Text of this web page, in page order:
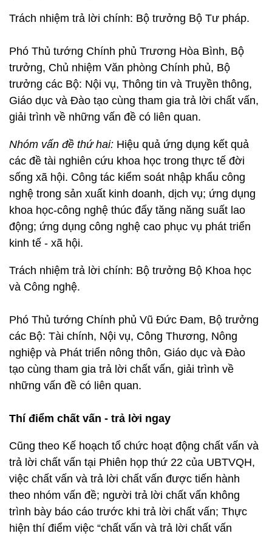
Trách nhiệm trả lời chính: Bộ trưởng Bộ Tư pháp.
Phó Thủ tướng Chính phủ Trương Hòa Bình, Bộ
trưởng, Chủ nhiệm Văn phòng Chính phủ, Bộ
trưởng các Bộ: Nội vụ, Thông tin và Truyền thông,
Giáo dục và Đào tạo cùng tham gia trả lời chất vấn,
giải trình về những vấn đề có liên quan.
Nhóm vấn đề thứ hai: Hiệu quả ứng dụng kết quả
các đề tài nghiên cứu khoa học trong thực tế đời
sống xã hội. Công tác kiểm soát nhập khẩu công
nghệ trong sản xuất kinh doanh, dịch vụ; ứng dụng
khoa học-công nghệ thúc đẩy tăng năng suất lao
động; ứng dụng công nghệ cao phục vụ phát triển
kinh tế - xã hội.
Trách nhiệm trả lời chính: Bộ trưởng Bộ Khoa học
và Công nghệ.
Phó Thủ tướng Chính phủ Vũ Đức Đam, Bộ trưởng
các Bộ: Tài chính, Nội vụ, Công Thương, Nông
nghiệp và Phát triển nông thôn, Giáo dục và Đào
tạo cùng tham gia trả lời chất vấn, giải trình về
những vấn đề có liên quan.
Thí điểm chất vấn - trả lời ngay
Cũng theo Kế hoạch tổ chức hoạt động chất vấn và
trả lời chất vấn tại Phiên họp thứ 22 của UBTVQH,
việc chất vấn và trả lời chất vấn được tiến hành
theo nhóm vấn đề; người trả lời chất vấn không
trình bày báo cáo trước khi trả lời chất vấn; Thực
hiện thí điểm việc “chất vấn và trả lời chất vấn